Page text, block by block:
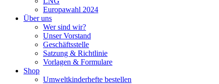
Europawahl 2024
Über uns
Wer sind wir?
Unser Vorstand
Geschäftsstelle
Satzung & Richtlinie
Vorlagen & Formulare
Shop
Umweltkinderhefte bestellen